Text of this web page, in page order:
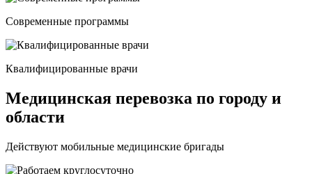
Современные программы
Квалифицированные врачи
Медицинская перевозка по городу и
области
Действуют мобильные медицинские бригады